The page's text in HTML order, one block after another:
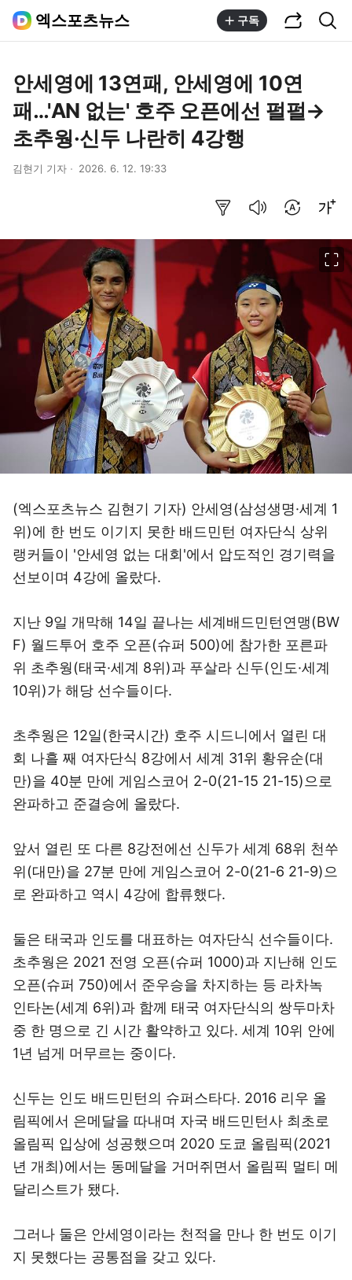
엑스포츠뉴스 구독
안세영에 13연패, 안세영에 10연
패…'AN 없는' 호주 오픈에선 펄펄→
초추웡·신두 나란히 4강행
김현기 기자 2026. 6. 12. 19:33
(엑스포츠뉴스 김현기 기자) 안세영(삼성생명·세계 1
위)에 한 번도 이기지 못한 배드민턴 여자단식 상위
랭커들이 '안세영 없는 대회'에서 압도적인 경기력을
선보이며 4강에 올랐다.
지난 9일 개막해 14일 끝나는 세계배드민턴연맹(BW
F) 월드투어 호주 오픈(슈퍼 500)에 참가한 포른파
위 초추웡(태국·세계 8위)과 푸살라 신두(인도·세계
10위)가 해당 선수들이다.
초추웡은 12일(한국시간) 호주 시드니에서 열린 대
회 나흘 째 여자단식 8강에서 세계 31위 황유순(대
만)을 40분 만에 게임스코어 2-0(21-15 21-15)으로
완파하고 준결승에 올랐다.
앞서 열린 또 다른 8강전에선 신두가 세계 68위 천쑤
위(대만)을 27분 만에 게임스코어 2-0(21-6 21-9)으
로 완파하고 역시 4강에 합류했다.
둘은 태국과 인도를 대표하는 여자단식 선수들이다.
초추웡은 2021 전영 오픈(슈퍼 1000)과 지난해 인도
오픈(슈퍼 750)에서 준우승을 차지하는 등 라차녹
인타논(세계 6위)과 함께 태국 여자단식의 쌍두마차
중 한 명으로 긴 시간 활약하고 있다. 세계 10위 안에
1년 넘게 머무르는 중이다.
신두는 인도 배드민턴의 슈퍼스타다. 2016 리우 올
림픽에서 은메달을 따내며 자국 배드민턴사 최초로
올림픽 입상에 성공했으며 2020 도쿄 올림픽(2021
년 개최)에서는 동메달을 거머쥐면서 올림픽 멀티 메
달리스트가 됐다.
그러나 둘은 안세영이라는 천적을 만나 한 번도 이기
지 못했다는 공통점을 갖고 있다.